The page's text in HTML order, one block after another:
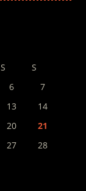
S
S
6
7
13
14
20
21
27
28